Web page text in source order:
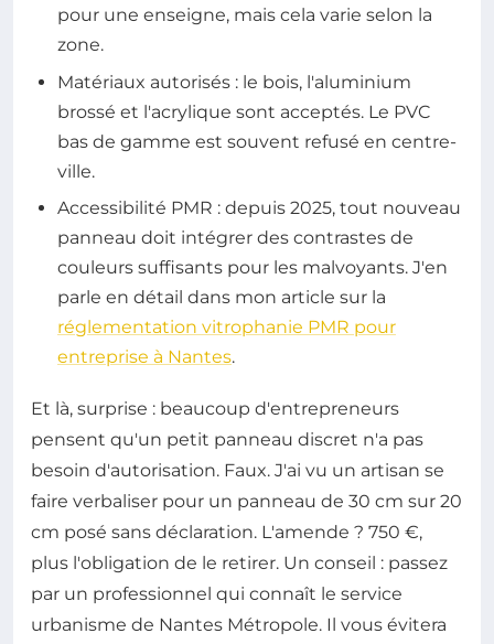
pour une enseigne, mais cela varie selon la
zone.
Matériaux autorisés : le bois, l'aluminium
brossé et l'acrylique sont acceptés. Le PVC
bas de gamme est souvent refusé en centre-
ville.
Accessibilité PMR : depuis 2025, tout nouveau
panneau doit intégrer des contrastes de
couleurs suffisants pour les malvoyants. J'en
parle en détail dans mon article sur la
réglementation vitrophanie PMR pour
entreprise à Nantes.
Et là, surprise : beaucoup d'entrepreneurs
pensent qu'un petit panneau discret n'a pas
besoin d'autorisation. Faux. J'ai vu un artisan se
faire verbaliser pour un panneau de 30 cm sur 20
cm posé sans déclaration. L'amende ? 750 €,
plus l'obligation de le retirer. Un conseil : passez
par un professionnel qui connaît le service
urbanisme de Nantes Métropole. Il vous évitera